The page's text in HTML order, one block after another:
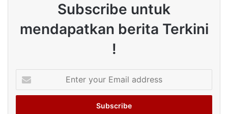
Subscribe untuk
mendapatkan berita Terkini
!
your
Email